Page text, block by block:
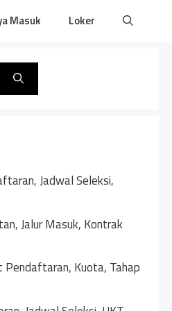
Masuk Loker
Jadwal Seleksi,
Jalur Masuk, Kontrak
Pendaftaran, Kuota, Tahap